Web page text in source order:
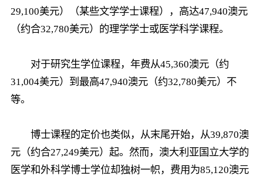
29,100美元）（某些文学学士课程），高达47,940澳元
（约合32,780美元）的理学学士或医学科学课程。
对于研究生学位课程，年费从45,360澳元（约
31,004美元）到最高47,940澳元（约32,780美元）不
等。
博士课程的定价也类似，从末尾开始，从39,870澳
元（约合27,249美元）起。然而，澳大利亚国立大学的
医学和外科学博士学位却独树一帜，费用为85,120澳元